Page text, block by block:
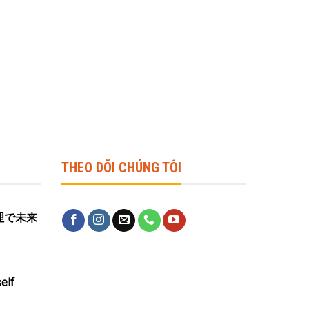
で未来
THEO DÕI CHÚNG TÔI